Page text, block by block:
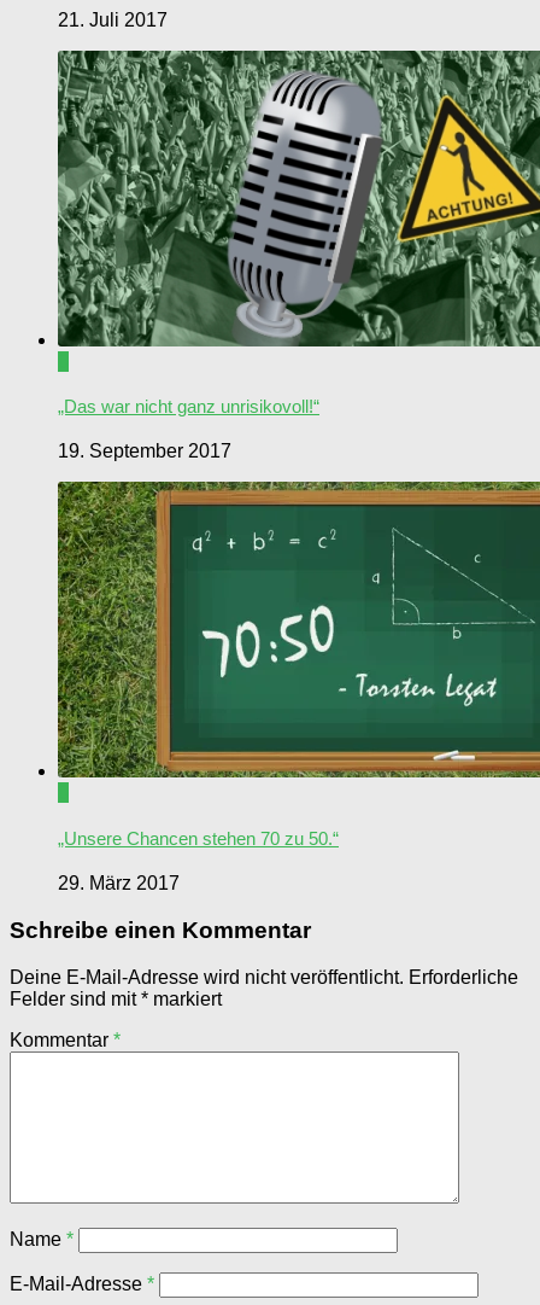
21. Juli 2017
„Das war nicht ganz unrisikovoll!“
19. September 2017
„Unsere Chancen stehen 70 zu 50.“
29. März 2017
Schreibe einen Kommentar
Deine E-Mail-Adresse wird nicht veröffentlicht. Erforderliche
Felder sind mit* markiert
Kommentar *
Name *
E-Mail-Adresse *